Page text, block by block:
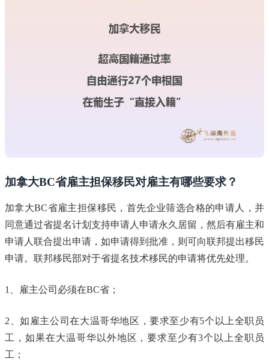
加拿大BC省雇主担保移民对雇主有哪些要求？
加拿大BC省雇主担保移民，首先企业筛选合格的申请人，并
同意通过省提名计划支持申请人申请永久居留，然后有雇主和
申请人联合提出申请，如申请得到批准，则可向联邦提出移民
申请。联邦移民部对于省提名技术移民的申请将优先处理。
1、雇主公司必须在BC省；
2、如雇主公司在大温哥华地区，要求至少有5个以上全职员
工，如果在大温哥华以外地区，要求至少有3个以上全职员
工；